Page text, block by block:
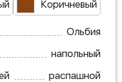
Коричневый
Ольбия
напольный
распашной